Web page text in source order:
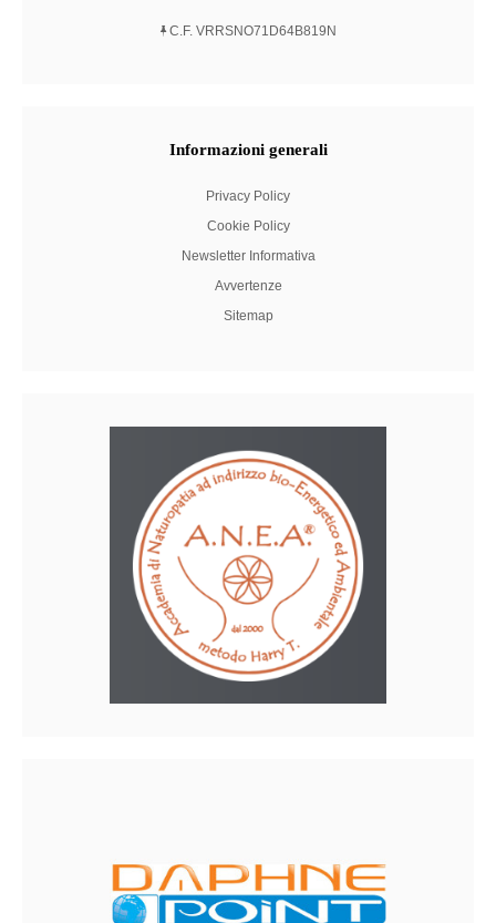
C.F. VRRSNO71D64B819N
Informazioni generali
Privacy Policy
Cookie Policy
Newsletter Informativa
Avvertenze
Sitemap